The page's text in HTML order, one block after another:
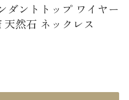
ダントトップ ワイヤー
然石 ネックレス